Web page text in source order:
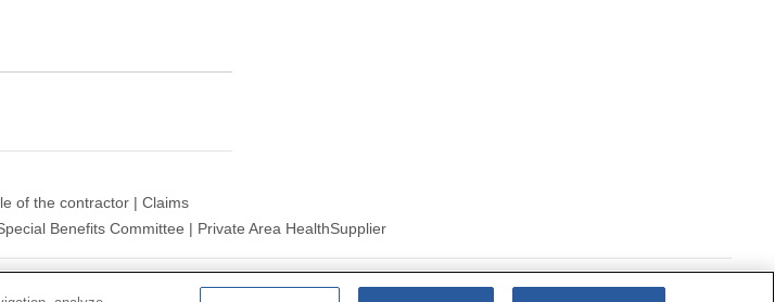
of the contractor | Claims
Benefits Committee | Private Area HealthSupplier
Data protection Policy | Politics of cookies